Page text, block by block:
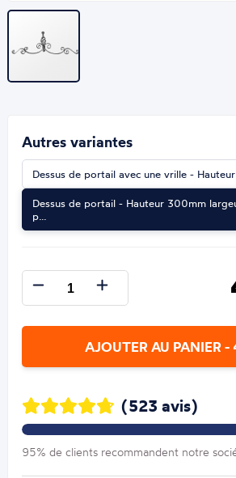
Autres variantes
Dessus de portail avec une vrille -
Dessus de portail - Hauteur 300mm
p…
AJOUTER AU PANIER
(523 avis)
95% de clients recommandent notre